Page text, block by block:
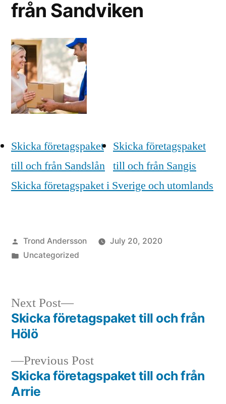
från Sandviken
Skicka företagspaket
till och från Sandslån
Skicka företagspaket
till och från Sangis
Skicka företagspaket i Sverige och utomlands
Posted
by
Trond Andersson
July 20, 2020
Posted
Uncategorized
Post
navigation
Previous PostPrevious
post:
Skicka företagspaket till och från
Arrie
Next Post
Next
post:
Skicka företagspaket till och från
Hölö